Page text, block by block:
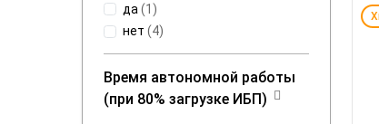
да (1 )
нет (4)
Время автономной работы
(при 80% загрузке ИБП)